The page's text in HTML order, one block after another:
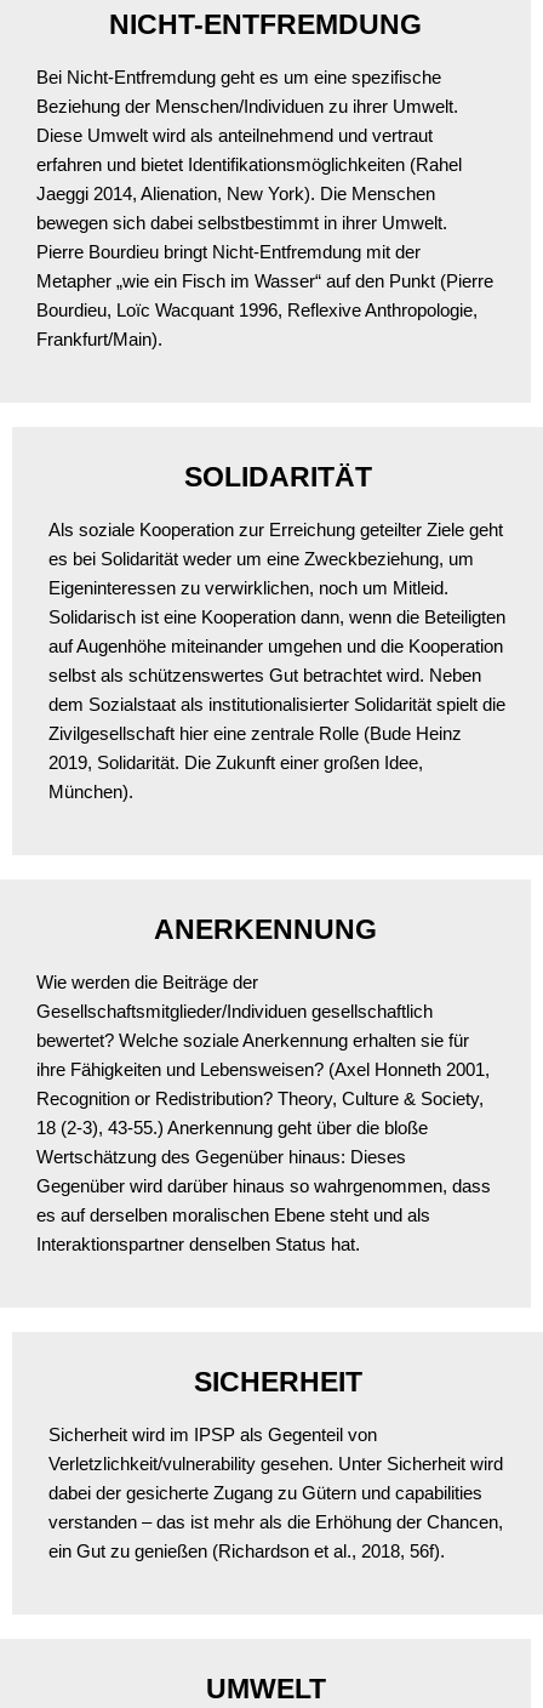
NICHT-ENTFREMDUNG
Bei Nicht-Entfremdung geht es um eine spezifische
Beziehung der Menschen/Individuen zu ihrer Umwelt.
Diese Umwelt wird als anteilnehmend und vertraut
erfahren und bietet Identifikationsmöglichkeiten (Rahel
Jaeggi 2014, Alienation, New York). Die Menschen
bewegen sich dabei selbstbestimmt in ihrer Umwelt.
Pierre Bourdieu bringt Nicht-Entfremdung mit der
Metapher „wie ein Fisch im Wasser“ auf den Punkt (Pierre
Bourdieu, Loïc Wacquant 1996, Reflexive Anthropologie,
Frankfurt/Main).
SOLIDARITÄT
Als soziale Kooperation zur Erreichung geteilter Ziele geht
es bei Solidarität weder um eine Zweckbeziehung, um
Eigeninteressen zu verwirklichen, noch um Mitleid.
Solidarisch ist eine Kooperation dann, wenn die Beteiligten
auf Augenhöhe miteinander umgehen und die Kooperation
selbst als schützenswertes Gut betrachtet wird. Neben
dem Sozialstaat als institutionalisierter Solidarität spielt die
Zivilgesellschaft hier eine zentrale Rolle (Bude Heinz
2019, Solidarität. Die Zukunft einer großen Idee,
München).
ANERKENNUNG
Wie werden die Beiträge der
Gesellschaftsmitglieder/Individuen gesellschaftlich
bewertet? Welche soziale Anerkennung erhalten sie für
ihre Fähigkeiten und Lebensweisen? (Axel Honneth 2001,
Recognition or Redistribution? Theory, Culture & Society,
18 (2-3), 43-55.) Anerkennung geht über die bloße
Wertschätzung des Gegenüber hinaus: Dieses
Gegenüber wird darüber hinaus so wahrgenommen, dass
es auf derselben moralischen Ebene steht und als
Interaktionspartner denselben Status hat.
SICHERHEIT
Sicherheit wird im IPSP als Gegenteil von
Verletzlichkeit/vulnerability gesehen. Unter Sicherheit wird
dabei der gesicherte Zugang zu Gütern und capabilities
verstanden – das ist mehr als die Erhöhung der Chancen,
ein Gut zu genießen (Richardson et al., 2018, 56f).
UMWELT